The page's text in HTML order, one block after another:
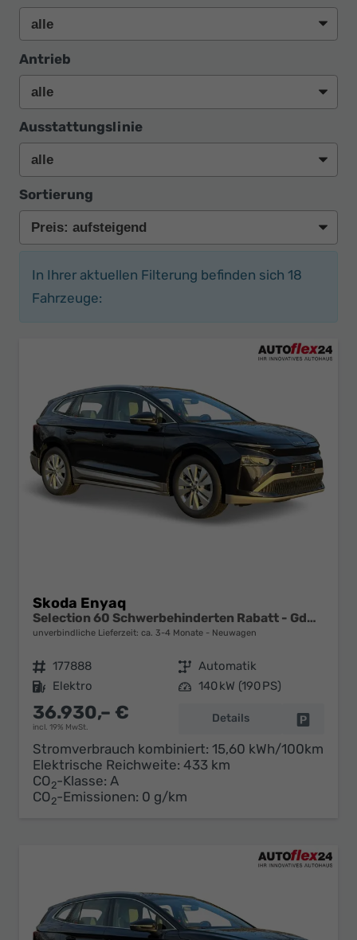
Antrieb
Ausstattungslinie
Sortierung
In Ihrer aktuellen Filterung befinden sich 18
Fahrzeuge:
Skoda Enyaq
Selection 60 Schwerbehinderten Rabatt - GdB 50% FÖRDERFÄHIG
unverbindliche Lieferzeit: ca. 3-4 Monate Neuwagen
Fahrzeugnr. 177888 Getriebe Automatik
Kraftstoff Elektro Leistung 140 kW (190 PS)
36.930,– €
incl. 19% MwSt.
Details
Stromverbrauch kombiniert: 15,60 kWh/100km
Elektrische Reichweite: 433 km
CO2-Klasse: A
CO2-Emissionen: 0 g/km